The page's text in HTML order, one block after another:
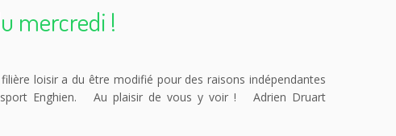
mercredi !
loisir a du être modifié pour des raisons indépendantes
Enghien. Au plaisir de vous y voir ! Adrien Druart